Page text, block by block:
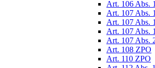
Art. 106 Abs.
Art. 107 Abs.
Art. 107 Abs.
Art. 107 Abs.
Art. 107 Abs.
Art. 108 ZPO
Art. 110 ZPO